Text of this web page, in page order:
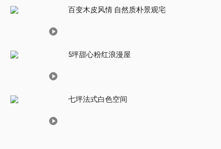
百变木皮风情 自然质朴景观宅
5坪甜心粉红浪漫屋
七坪法式白色空间